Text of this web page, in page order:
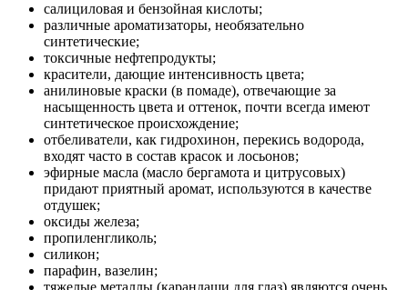
салициловая и бензойная кислоты;
различные ароматизаторы, необязательно
синтетические;
токсичные нефтепродукты;
красители, дающие интенсивность цвета;
анилиновые краски (в помаде), отвечающие за
насыщенность цвета и оттенок, почти всегда имеют
синтетическое происхождение;
отбеливатели, как гидрохинон, перекись водорода,
входят часто в состав красок и лосьонов;
эфирные масла (масло бергамота и цитрусовых)
придают приятный аромат, используются в качестве
отдушек;
оксиды железа;
пропиленгликоль;
силикон;
парафин, вазелин;